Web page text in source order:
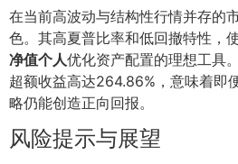
在当前高波动与结构性行情并存的
色。其高夏普比率和低回撤特性，
净值个人优化资产配置的理想工具
超额收益高达264.86%，意味着即
略仍能创造正向回报。
风险提示与展望